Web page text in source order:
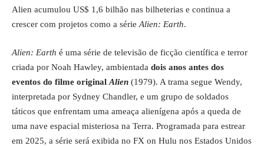
Alien acumulou US$ 1,6 bilhão nas bilheterias e continua a
crescer com projetos como a série Alien: Earth.
Alien: Earth é uma série de televisão de ficção científica e terror
criada por Noah Hawley, ambientada dois anos antes dos
eventos do filme original Alien (1979). A trama segue Wendy,
interpretada por Sydney Chandler, e um grupo de soldados
táticos que enfrentam uma ameaça alienígena após a queda de
uma nave espacial misteriosa na Terra. Programada para estrear
em 2025, a série será exibida no FX on Hulu nos Estados Unidos